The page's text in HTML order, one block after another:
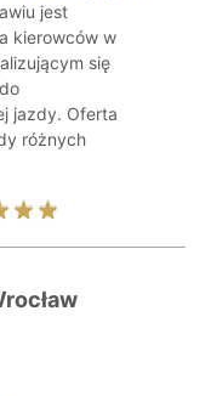
jest
kierowców w
się
jazdy. Oferta
różnych